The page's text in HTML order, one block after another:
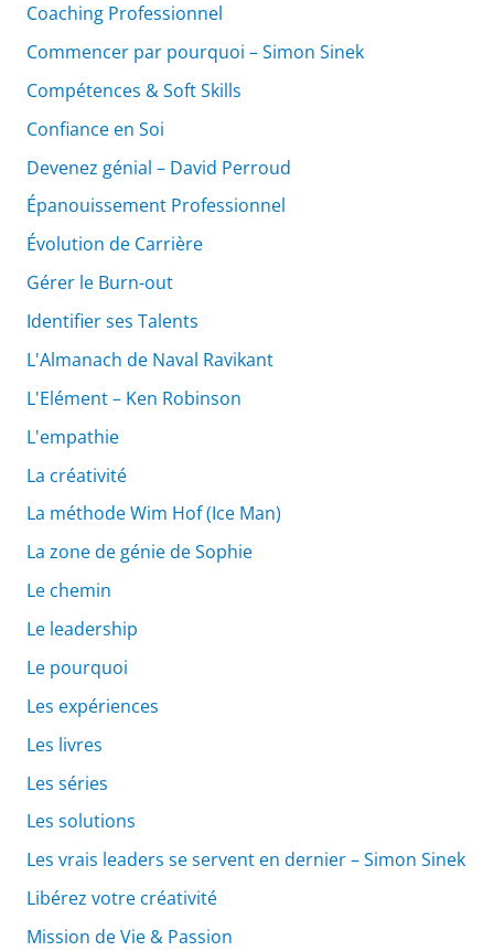
Coaching Professionnel
Commencer par pourquoi – Simon Sinek
Compétences & Soft Skills
Confiance en Soi
Devenez génial – David Perroud
Épanouissement Professionnel
Évolution de Carrière
Gérer le Burn-out
Identifier ses Talents
L'Almanach de Naval Ravikant
L'Elément – Ken Robinson
L'empathie
La créativité
La méthode Wim Hof (Ice Man)
La zone de génie de Sophie
Le chemin
Le leadership
Le pourquoi
Les expériences
Les livres
Les séries
Les solutions
Les vrais leaders se servent en dernier – Simon Sinek
Libérez votre créativité
Mission de Vie & Passion